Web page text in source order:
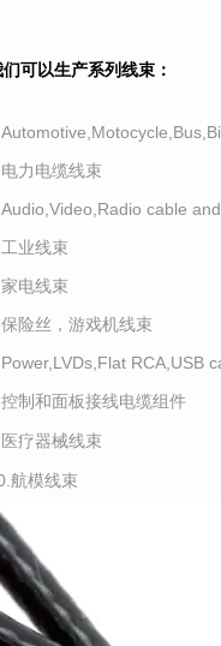
可以生产系列线束：
力电缆线束
cable
业线束
电线束
险丝，游戏机线束
RCA,USB
制和面板接线电缆组件
疗器械线束
航模线束